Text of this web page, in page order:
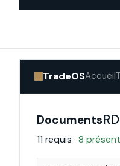
TradeOSAccueil
Documents
11 requis · 8